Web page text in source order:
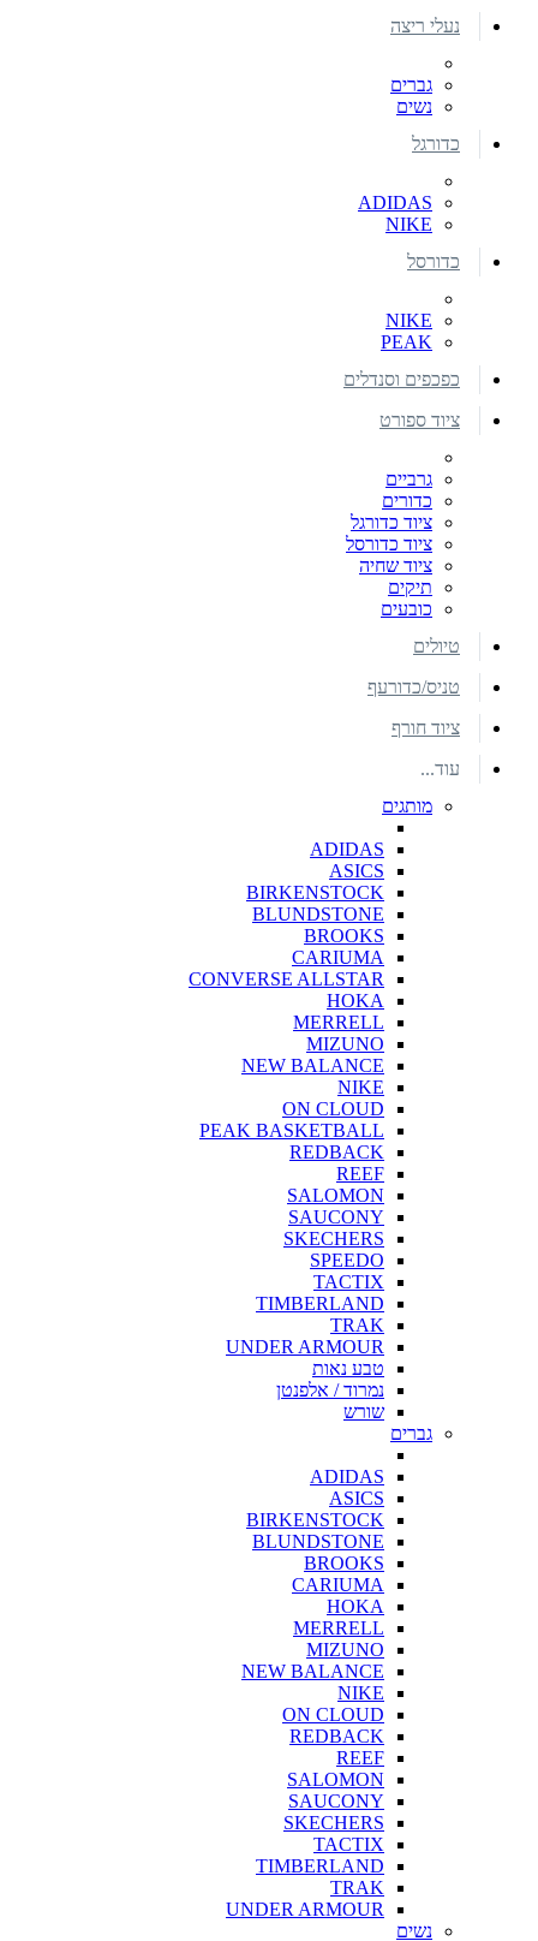
נעלי ריצה
גברים
נשים
כדורגל
ADIDAS
NIKE
כדורסל
NIKE
PEAK
כפכפים וסנדלים
ציוד ספורט
גרביים
כדורים
ציוד כדורגל
ציוד כדורסל
ציוד שחיה
תיקים
כובעים
טיולים
טניס/כדורעף
ציוד חורף
עוד...
מותגים
ADIDAS
ASICS
BIRKENSTOCK
BLUNDSTONE
BROOKS
CARIUMA
CONVERSE ALLSTAR
HOKA
MERRELL
MIZUNO
NEW BALANCE
NIKE
ON CLOUD
PEAK BASKETBALL
REDBACK
REEF
SALOMON
SAUCONY
SKECHERS
SPEEDO
TACTIX
TIMBERLAND
TRAK
UNDER ARMOUR
טבע נאות
נמרוד / אלפנטן
שורש
גברים
ADIDAS
ASICS
BIRKENSTOCK
BLUNDSTONE
BROOKS
CARIUMA
HOKA
MERRELL
MIZUNO
NEW BALANCE
NIKE
ON CLOUD
REDBACK
REEF
SALOMON
SAUCONY
SKECHERS
TACTIX
TIMBERLAND
TRAK
UNDER ARMOUR
נשים